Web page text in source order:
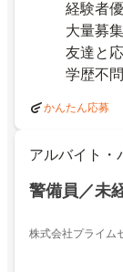
経験者
大量募集
友達と
学歴不問
かんたん応募
アルバイト・
警備員／未
株式会社プライム